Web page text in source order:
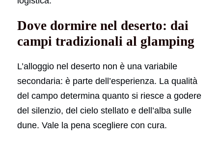
Dove dormire nel deserto: dai
campi tradizionali al glamping
L’alloggio nel deserto non è una variabile
secondaria: è parte dell’esperienza. La qualità
del campo determina quanto si riesce a godere
del silenzio, del cielo stellato e dell’alba sulle
dune. Vale la pena scegliere con cura.